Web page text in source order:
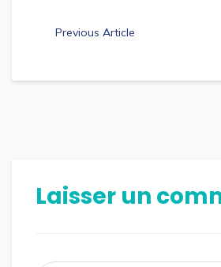
Previous Article
Laisser un